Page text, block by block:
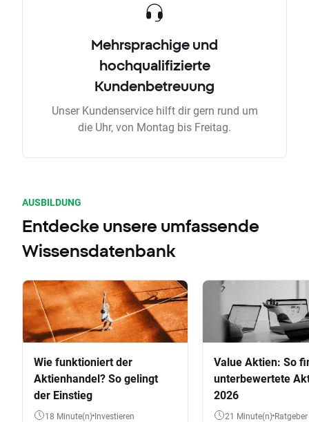
Mehrsprachige und
hochqualifizierte
Kundenbetreuung
Unser Kundenservice hilft dir gern rund um
die Uhr, von Montag bis Freitag.
AUSBILDUNG
Entdecke unsere umfassende
Wissensdatenbank
Wie funktioniert der
Aktienhandel? So gelingt
der Einstieg
18 Minute(n) Investieren
Value Aktien: So
unterbewertete
2026
21 Minute(n) Ratgeber